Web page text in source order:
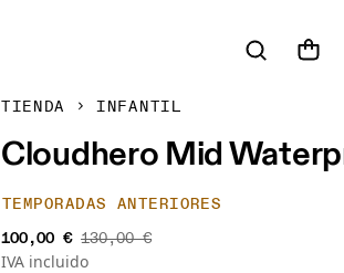
TIENDA INFANTIL
Cloudhero Mid
TEMPORADAS ANTERIORES
100,00 € 130,00 €
IVA incluido